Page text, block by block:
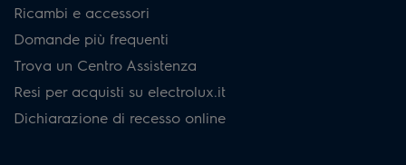
Ricambi e accessori
Domande più frequenti
Trova un Centro Assistenza
Resi per acquisti su electrolux.it
Dichiarazione di recesso online